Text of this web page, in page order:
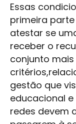
Essas
primeira
atestar se
receber o
conjunto
gestão que
educacional e
redes devem